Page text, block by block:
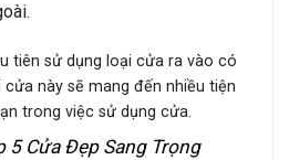
tiên sử dụng loại cửa ra vào có
này sẽ mang đến nhiều tiện
trong việc sử dụng cửa.
5 Cửa Đẹp Sang Trọng